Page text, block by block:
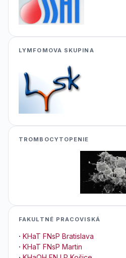
LYMFOMOVA SKUPINA
TROMBOCYTOPENIE
FAKULTNÉ PRACOVISKÁ
· KHaT FNsP Bratislava
· KHaT FNsP Martin